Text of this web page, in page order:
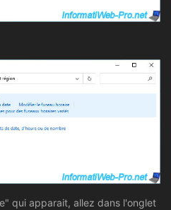
qui apparait, allez dans l'onglet